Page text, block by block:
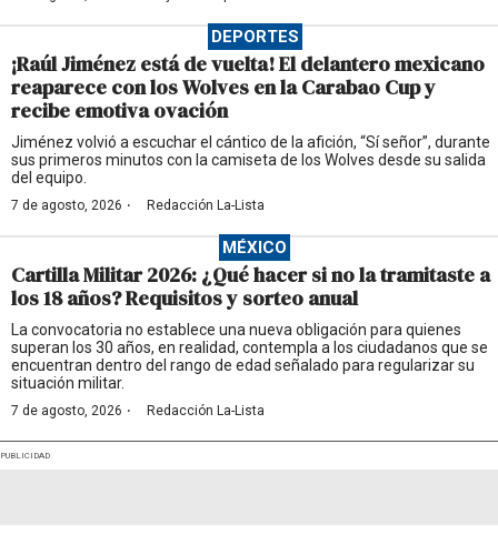
DEPORTES
¡Raúl Jiménez está de vuelta! El delantero mexicano
reaparece con los Wolves en la Carabao Cup y
recibe emotiva ovación
Jiménez volvió a escuchar el cántico de la afición, “Sí señor”, durante
sus primeros minutos con la camiseta de los Wolves desde su salida
del equipo.
7 de agosto, 2026 · Redacción La-Lista
MÉXICO
Cartilla Militar 2026: ¿Qué hacer si no la tramitaste a
los 18 años? Requisitos y sorteo anual
La convocatoria no establece una nueva obligación para quienes
superan los 30 años, en realidad, contempla a los ciudadanos que se
encuentran dentro del rango de edad señalado para regularizar su
situación militar.
7 de agosto, 2026 · Redacción La-Lista
PUBLICIDAD